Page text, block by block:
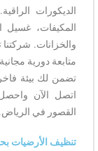
الديكورات
المكيفات، غسيل
متابعة دورية
تضمن لك بيئة
اتصل الآن
القصور في الرياض.
تنظيف الأرضيات